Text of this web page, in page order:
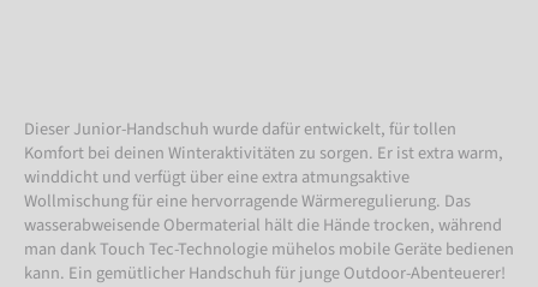
Dieser Junior-Handschuh wurde dafür entwickelt, für tollen
Komfort bei deinen Winteraktivitäten zu sorgen. Er ist extra warm,
winddicht und verfügt über eine extra atmungsaktive
Wollmischung für eine hervorragende Wärmeregulierung. Das
wasserabweisende Obermaterial hält die Hände trocken, während
man dank Touch Tec-Technologie mühelos mobile Geräte bedienen
kann. Ein gemütlicher Handschuh für junge Outdoor-Abenteuerer!